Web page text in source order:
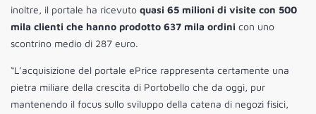
inoltre, il portale ha ricevuto quasi 65 milioni di visite con 500
mila clienti che hanno prodotto 637 mila ordini con uno
scontrino medio di 287 euro.
“L’acquisizione del portale ePrice rappresenta certamente una
pietra miliare della crescita di Portobello che da oggi, pur
mantenendo il focus sullo sviluppo della catena di negozi fisici,